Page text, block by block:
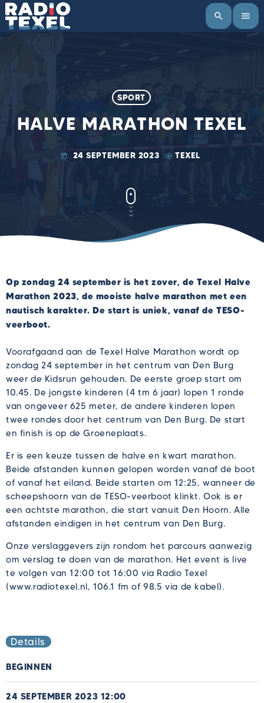
search menu
SPORT
HALVE MARATHON TEXEL
today 24 SEPTEMBER 2023 my_location TEXEL
Op zondag 24 september is het zover, de Texel Halve
Marathon 2023, de mooiste halve marathon met een
nautisch karakter. De start is uniek, vanaf de TESO-
veerboot.
Voorafgaand aan de Texel Halve Marathon wordt op
zondag 24 september in het centrum van Den Burg
weer de Kidsrun gehouden. De eerste groep start om
10.45. De jongste kinderen (4 tm 6 jaar) lopen 1 ronde
van ongeveer 625 meter, de andere kinderen lopen
twee rondes door het centrum van Den Burg. De start
en finish is op de Groeneplaats.
Er is een keuze tussen de halve en kwart marathon.
Beide afstanden kunnen gelopen worden vanaf de boot
of vanaf het eiland. Beide starten om 12:25, wanneer de
scheepshoorn van de TESO-veerboot klinkt. Ook is er
een achtste marathon, die start vanuit Den Hoorn. Alle
afstanden eindigen in het centrum van Den Burg.
Onze verslaggevers zijn rondom het parcours aanwezig
om verslag te doen van de marathon. Het event is live
te volgen van 12:00 tot 16:00 via Radio Texel
(www.radiotexel.nl, 106.1 fm of 98.5 via de kabel).
Details
BEGINNEN
24 SEPTEMBER 2023 12:00